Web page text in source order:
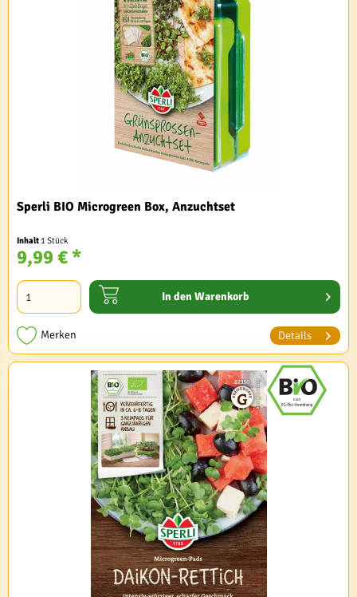
Sperli BIO Microgreen Box, Anzuchtset
Inhalt 1 Stück
9,99 € *
In den Warenkorb
Merken Details